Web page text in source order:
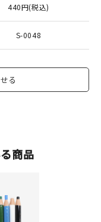
440円(税込)
S-0048
る
商品